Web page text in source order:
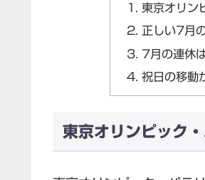
東京オリン
正しい7月
7月の連休
祝日の移
東京オリンピック